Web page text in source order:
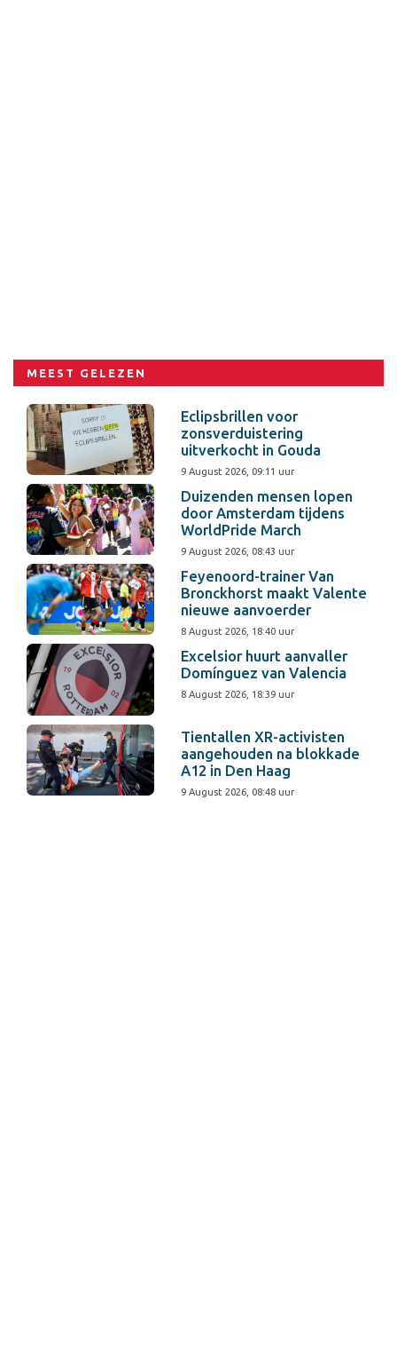
MEEST GELEZEN
Eclipsbrillen voor
zonsverduistering
uitverkocht in Gouda
9 August 2026, 09:11 uur
Duizenden mensen lopen
door Amsterdam tijdens
WorldPride March
9 August 2026, 08:43 uur
Feyenoord-trainer Van
Bronckhorst maakt Valente
nieuwe aanvoerder
8 August 2026, 18:40 uur
Excelsior huurt aanvaller
Domínguez van Valencia
8 August 2026, 18:39 uur
Tientallen XR-activisten
aangehouden na blokkade
A12 in Den Haag
9 August 2026, 08:48 uur